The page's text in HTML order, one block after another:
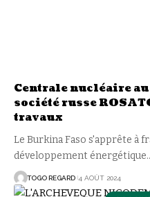
Centrale nucléaire
société russe
travaux
Le Burkina Faso s'apprête à
développement énergétique.
TOGO REGARD 4 AOÛT 2024